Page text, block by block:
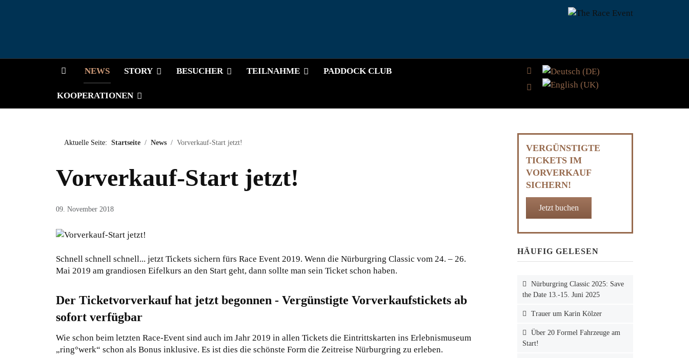
HOME
NEWS STORY BESUCHER TEILNAHME PADDOCK CLUB
KOOPERATIONEN
Sprache auswählen
Aktuelle Seite: Startseite News Vorverkauf-Start jetzt!
Vorverkauf-Start jetzt!
09. November 2018
Schnell schnell schnell... jetzt Tickets sichern fürs Race Event 2019. Wenn die Nürburgring Classic vom 24. – 26.
Mai 2019 am grandiosen Eifelkurs an den Start geht, dann sollte man sein Ticket schon haben.
Der Ticketvorverkauf hat jetzt begonnen - Vergünstigte Vorverkaufstickets ab
sofort verfügbar
Wie schon beim letzten Race-Event sind auch im Jahr 2019 in allen Tickets die Eintrittskarten ins Erlebnismuseum
„ring°werk“ schon als Bonus inklusive. Es ist dies die schönste Form die Zeitreise Nürburgring zu erleben.
VERGÜNSTIGTE
TICKETS IM
VORVERKAUF
SICHERN!
Jetzt buchen
HÄUFIG GELESEN
Nürburgring Classic 2025: Save
the Date 13.-15. Juni 2025
Trauer um Karin Kölzer
Über 20 Formel Fahrzeuge am
Start!